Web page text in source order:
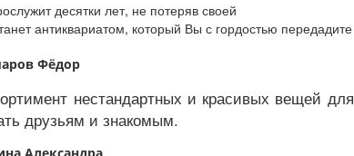
десятки лет, не потеряв своей
антиквариатом, который Вы с гордостью передадите
Фёдор
нестандартных и красивых вещей для
друзьям и знакомым.